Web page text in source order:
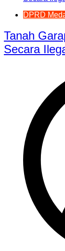
DPRD
Tanah
Secara